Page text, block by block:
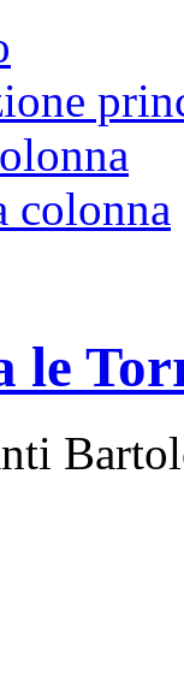
colonna
le